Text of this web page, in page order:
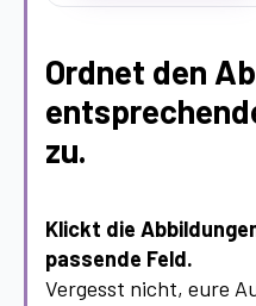
Ordnet den
zu.
Klickt die
passende Feld.
Vergesst nicht, eure